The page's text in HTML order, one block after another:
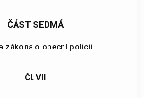
ČÁST SEDMÁ
zákona o obecní policii
Čl. VII